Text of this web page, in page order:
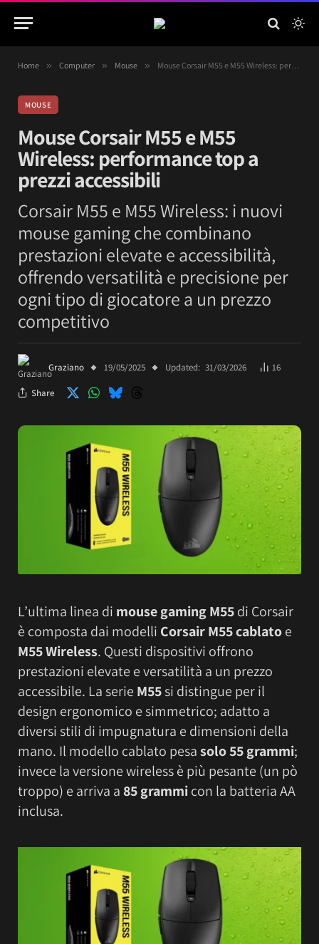
Home » Computer » Mouse » Mouse Corsair M55 e M55 Wireless: performance top a prezzi accessibili
MOUSE
Mouse Corsair M55 e M55
Wireless: performance top a
prezzi accessibili
Corsair M55 e M55 Wireless: i nuovi
mouse gaming che combinano
prestazioni elevate e accessibilità,
offrendo versatilità e precisione per
ogni tipo di giocatore a un prezzo
competitivo
Graziano 19/05/2025 Updated: 31/03/2026 16
Share
L’ultima linea di mouse gaming M55di Corsair
è composta dai modelli Corsair M55 cablatoe
M55 Wireless. Questi dispositivi offrono
prestazioni elevate e versatilità a un prezzo
accessibile. La serie M55si distingue per il
design ergonomico e simmetrico; adatto a
diversi stili di impugnatura e dimensioni della
mano. Il modello cablato pesasolo 55 grammi;
invece la versione wireless è più pesante (un pò
troppo) e arriva a 85 grammicon la batteria AA
inclusa.